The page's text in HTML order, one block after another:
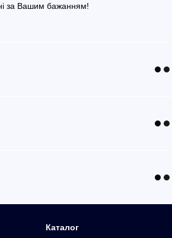
за Вашим бажанням!
Каталог